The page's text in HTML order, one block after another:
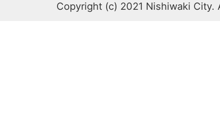
Copyright (c) 2021 Nishiwaki City.